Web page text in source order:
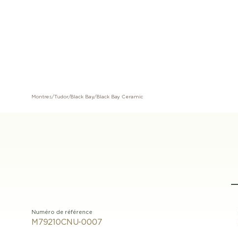
Montres/Tudor/Black Bay/ Black Bay Ceramic
Numéro de référence
M79210CNU-0007